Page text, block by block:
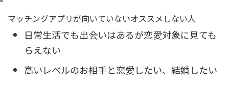
マッチングアプリが向いていないオススメしない人
日常生活でも出会いはあるが恋愛対象に見ても
らえない
高いレベルのお相手と恋愛したい、結婚したい